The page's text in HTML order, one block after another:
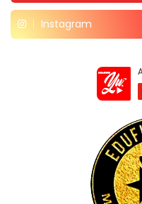
Instagram